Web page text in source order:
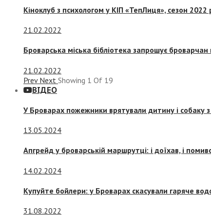
Кіноклуб з психологом у КІП «ТепЛиця», сезон
21.02.2022
Броварська міська бібліотека запрошує
21.02.2022
Prev Next Showing 1 Of 19
ВІДЕО
У Броварах пожежники врятували дитину і
13.05.2024
Апгрейд у броварській маршрутці: і доїхав, і
14.02.2024
Купуйте бойлери: у Броварах скасували гаряче
31.08.2022